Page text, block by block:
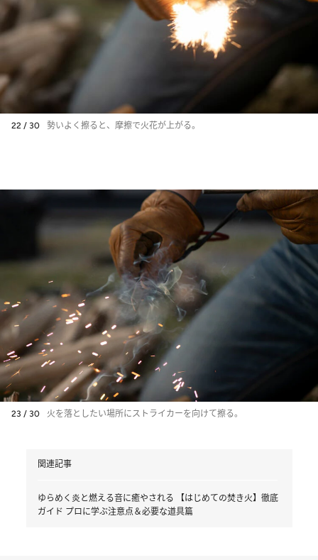
22 / 30 勢いよく擦ると、摩擦で火花が上がる。
23 / 30 火を落としたい場所にストライカーを向けて擦る。
関連記事
ゆらめく炎と燃える音に癒やされる 【はじめての焚き火】徹底
ガイド プロに学ぶ注意点＆必要な道具篇